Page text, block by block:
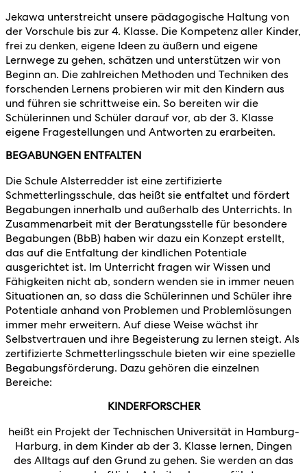
Jekawa unterstreicht unsere pädagogische Haltung von
der Vorschule bis zur 4. Klasse. Die Kompetenz aller Kinder,
frei zu denken, eigene Ideen zu äußern und eigene
Lernwege zu gehen, schätzen und unterstützen wir von
Beginn an. Die zahlreichen Methoden und Techniken des
forschenden Lernens probieren wir mit den Kindern aus
und führen sie schrittweise ein. So bereiten wir die
Schülerinnen und Schüler darauf vor, ab der 3. Klasse
eigene Fragestellungen und Antworten zu erarbeiten.
BEGABUNGEN ENTFALTEN
Die Schule Alsterredder ist eine zertifizierte
Schmetterlingsschule, das heißt sie entfaltet und fördert
Begabungen innerhalb und außer­halb des Unterrichts. In
Zusammenarbeit mit der Beratungsstelle für besondere
Begabungen (BbB) haben wir dazu ein Konzept erstellt,
das auf die Entfaltung der kindlichen Potentiale
ausgerichtet ist. Im Unterricht fragen wir Wissen und
Fähigkeiten nicht ab, sondern wenden sie in immer neuen
Situationen an, so dass die Schüler­innen und Schüler ihre
Potentiale anhand von Problemen und Pro­blemlösungen
immer mehr erweitern. Auf diese Weise wächst ihr
Selbstvertrauen und ihre Begeisterung zu lernen steigt. Als
zertifizierte Schmetterlingsschule bieten wir eine spezielle
Begabungsförderung. Dazu gehören die einzelnen
Bereiche:
KINDERFORSCHER
heißt ein Projekt der Technischen Universität in Hamburg-
Harburg, in dem Kinder ab der 3. Klasse lernen, Dingen
des Alltags auf den Grund zu gehen. Sie werden an das